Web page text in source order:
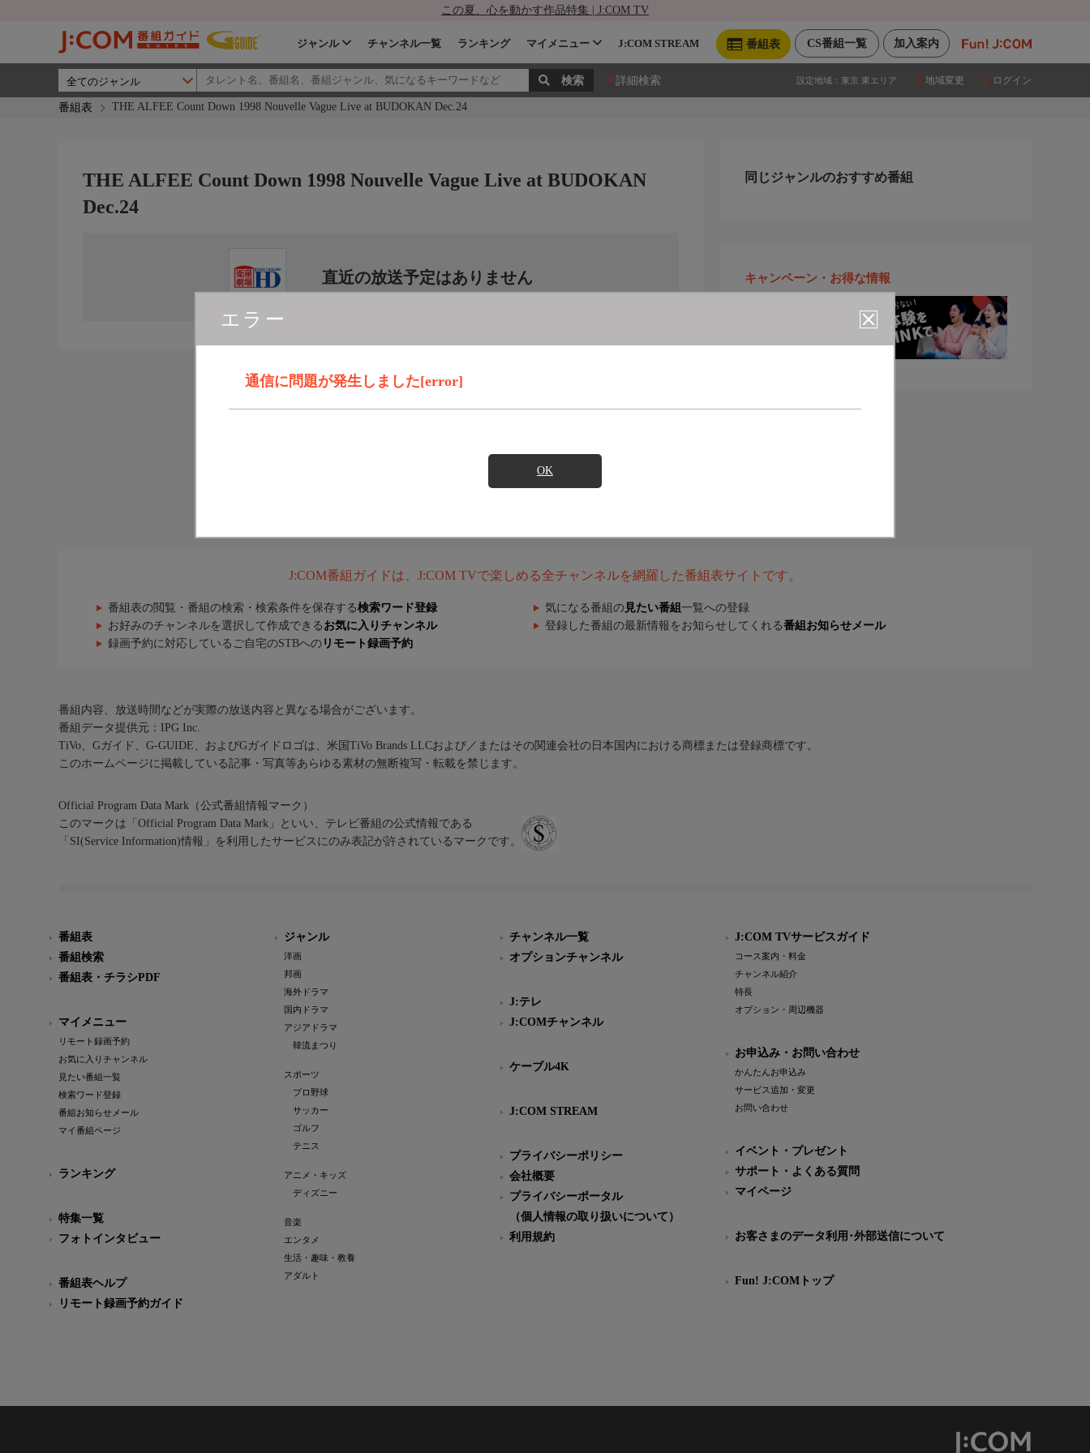
この夏、心を動かす作品特集 | J:COM TV
加入案内
CS番組一覧
番組表
ジャンル チャンネル一覧 ランキング マイメニュー J:COM STREAM
詳細検索 設定地域： 東京 東エリア 地域変更 ログイン
番組表 THE ALFEE Count Down 1998 Nouvelle Vague Live at BUDOKAN Dec.24
エラー
通信に問題が発生しました[error]
OK
THE ALFEE Count Down 1998 Nouvelle Vague Live at BUDOKAN
Dec.24
直近の放送予定はありません
同じジャンルのおすすめ番組
キャンペーン・お得な情報
J:COM番組ガイドは、J:COM TVで楽しめる全チャンネルを網羅した番組表サイトです。
番組表の閲覧・番組の検索・検索条件を保存する検索ワード登録 気になる番組の 見たい番組 一覧への登録
お好みのチャンネルを選択して作成できる お気に入りチャンネル 登録した番組の最新情報をお知らせしてくれる番組お知らせメール
録画予約に対応しているご自宅のSTBへの リモート録画予約
番組内容、放送時間などが実際の放送内容と異なる場合がございます。
番組データ提供元：IPG Inc.
TiVo、Gガイド、G-GUIDE、およびGガイドロゴは、米国TiVo Brands LLCおよび／またはその関連会社の日本国内における商標または登録商標です。
このホームページに掲載している記事・写真等あらゆる素材の無断複写・転載を禁じます。
Official Program Data Mark（公式番組情報マーク）
このマークは「Official Program Data Mark」といい、テレビ番組の公式情報である
「SI(Service Information)情報」を利用したサービスにのみ表記が許されているマークです。
番組表
番組検索
番組表・チラシPDF
マイメニュー
リモート録画予約
お気に入りチャンネル
見たい番組一覧
検索ワード登録
番組お知らせメール
マイ番組ページ
ランキング
特集一覧
フォトインタビュー
番組表ヘルプ
リモート録画予約ガイド
ジャンル
洋画
邦画
海外ドラマ
国内ドラマ
アジアドラマ
韓流まつり
スポーツ
プロ野球
サッカー
ゴルフ
テニス
アニメ・キッズ
ディズニー
音楽
エンタメ
生活・趣味・教養
アダルト
チャンネル一覧
オプションチャンネル
J:テレ
J:COMチャンネル
ケーブル4K
J:COM STREAM
プライバシーポリシー
会社概要
プライバシーポータル
（個人情報の取り扱いについて）
利用規約
J:COM TVサービスガイド
コース案内・料金
チャンネル紹介
特長
オプション・周辺機器
お申込み・お問い合わせ
かんたんお申込み
サービス追加・変更
お問い合わせ
イベント・プレゼント
サポート・よくある質問
マイページ
お客さまのデータ利用･外部送信について
Fun! J:COMトップ